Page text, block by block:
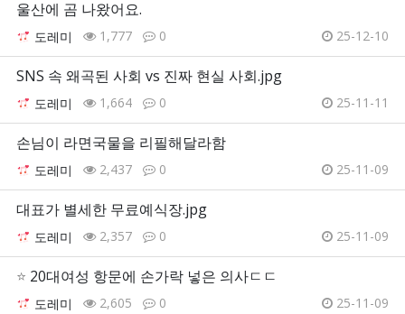
울산에 곰 나왔어요.
도레미 1,777 0 25-12-10
SNS 속 왜곡된 사회 vs 진짜 현실 사회.jpg
도레미 1,664 0 25-11-11
손님이 라면국물을 리필해달라함
도레미 2,437 0 25-11-09
대표가 별세한 무료예식장.jpg
도레미 2,357 0 25-11-09
⭐ 20대여성 항문에 손가락 넣은 의사ㄷㄷ
도레미 2,605 0 25-11-09